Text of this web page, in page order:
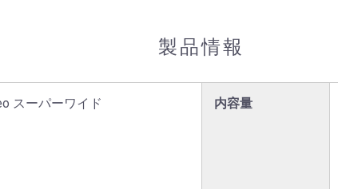
製品情報
スーパーワイド
内容量